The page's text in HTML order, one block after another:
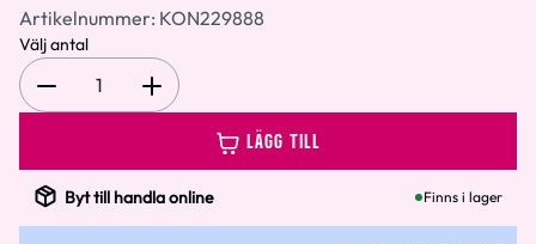
Artikelnummer: KON229888
Välj antal
1
LÄGG TILL
Byt till handla online Finns i lager